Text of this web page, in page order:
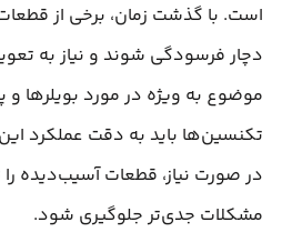
است. با گذشت زمان، برخی از
دچار فرسودگی شوند و نیاز به
موضوع به ویژه در مورد بویلرها
تکنسین‌ها باید به دقت عملکرد
در صورت نیاز، قطعات آسیب‌دیده را
مشکلات جدی‌تر جلوگیری شود.